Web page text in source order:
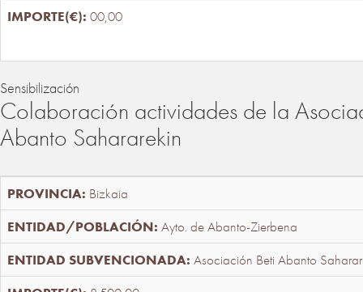
00,00
Sensibilización
Colaboración actividades de la
Abanto Sahararekin
Bizkaia
Ayto. de Abanto-Zierbena
Asociación Beti Abanto